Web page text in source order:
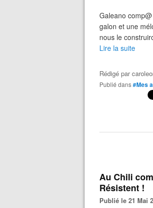
Galeano
galon et une
nous le
Lire la suite
Rédigé par
Publié dans#Mes
Au Chili
Résistent !
Publié le 21 Mai